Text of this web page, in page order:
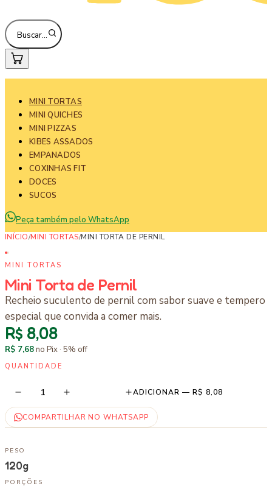
Buscar…
MINI TORTAS
MINI QUICHES
MINI PIZZAS
KIBES ASSADOS
EMPANADOS
COXINHAS FIT
DOCES
SUCOS
Peça também pelo WhatsApp
INÍCIO/MINI TORTAS/MINI TORTA DE PERNIL
MINI TORTAS
Mini Torta de Pernil
Recheio suculento de pernil com sabor suave e tempero
especial que convida a comer mais.
R$ 8,08
R$ 7,68no Pix · 5% off
QUANTIDADE
1 ADICIONAR — R$ 8,08
COMPARTILHAR NO WHATSAPP
PESO
120g
PORÇÕES